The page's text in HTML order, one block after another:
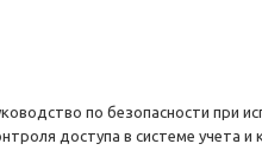
по безопасности при
доступа в системе учета